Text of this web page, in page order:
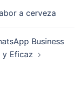
a cerveza
Business
y Eficaz